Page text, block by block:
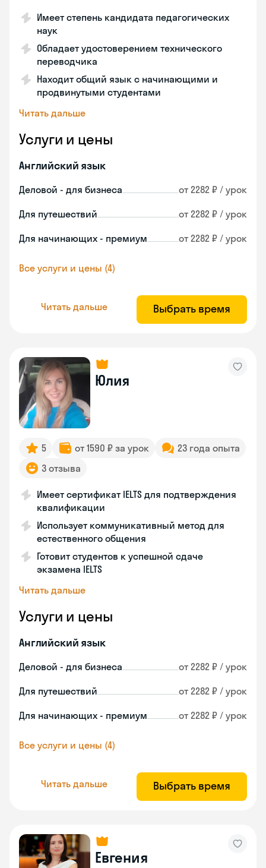
Имеет степень кандидата педагогических
наук
Обладает удостоверением технического
переводчика
Находит общий язык с начинающими и
продвинутыми студентами
Читать дальше
Услуги и цены
Английский язык
Деловой - для бизнеса от 2282 ₽ / урок
Для путешествий от 2282 ₽ / урок
Для начинающих - премиум от 2282 ₽ / урок
Все услуги и цены (4)
Читать дальше Выбрать время
Юлия
5 от 1590 ₽ за урок
23 года опыта
3 отзыва
Имеет сертификат IELTS для подтверждения
квалификации
Использует коммуникативный метод для
естественного общения
Готовит студентов к успешной сдаче
экзамена IELTS
Читать дальше
Услуги и цены
Английский язык
Деловой - для бизнеса от 2282 ₽ / урок
Для путешествий от 2282 ₽ / урок
Для начинающих - премиум от 2282 ₽ / урок
Все услуги и цены (4)
Читать дальше Выбрать время
Евгения